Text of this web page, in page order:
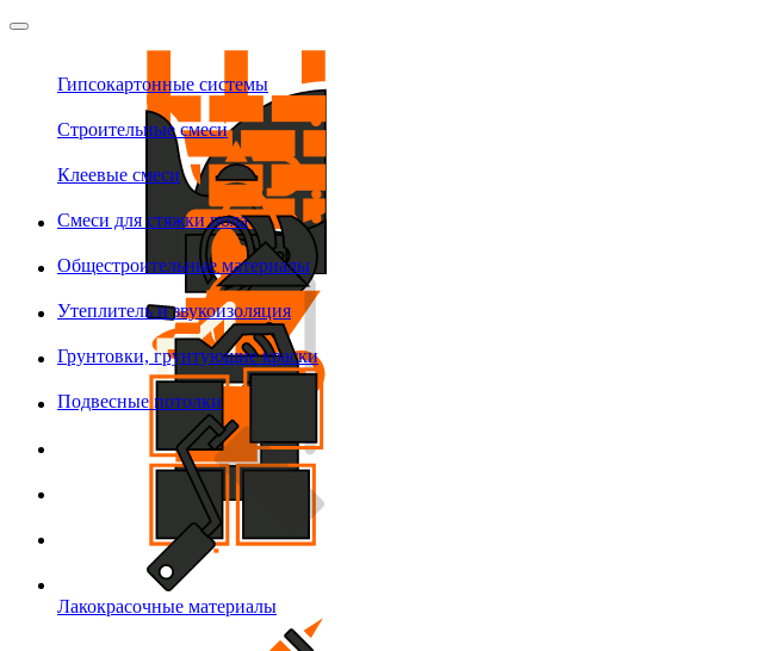
Гипсокартонные системы
Строительные смеси
Клеевые смеси
Смеси для стяжки пола
Общестроительные материалы
Утеплитель и звукоизоляция
Грунтовки, грунтующие краски
Подвесные потолки
Лакокрасочные материалы